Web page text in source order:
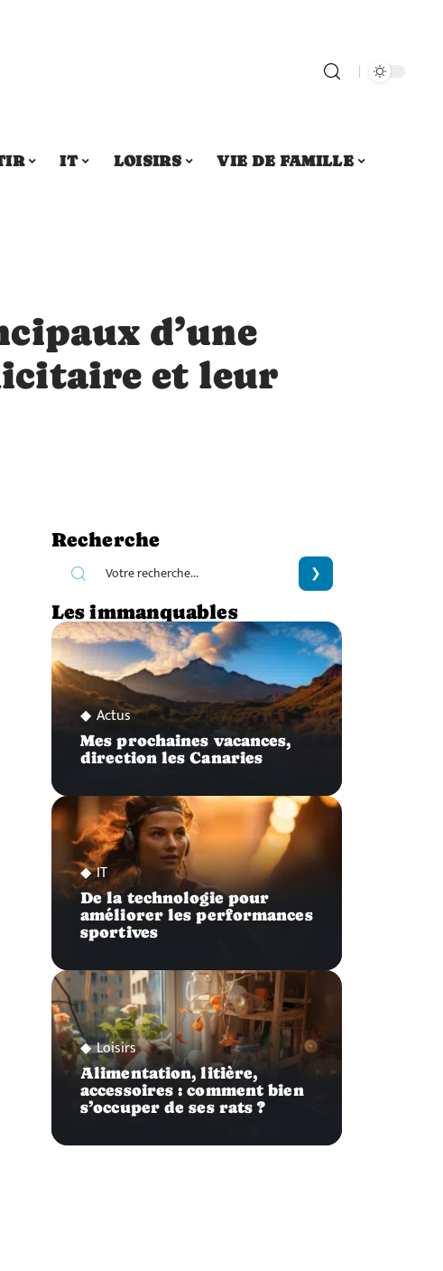
IT LOISIRS
VIE DE FAMILLE
d’une
et leur
Recherche
Les immanquables
Actus
Mes prochaines vacances,
direction les Canaries
IT
De la technologie pour
améliorer les performances
sportives
Loisirs
Alimentation, litière,
accessoires : comment bien
s’occuper de ses rats ?